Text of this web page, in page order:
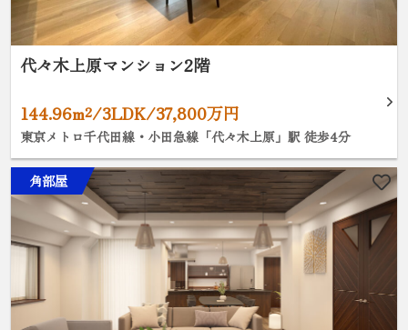
代々木上原マンション2階
144.96m²/3LDK/37,800万円
東京メトロ千代田線・小田急線「代々木上原」駅 徒歩4分
角部屋